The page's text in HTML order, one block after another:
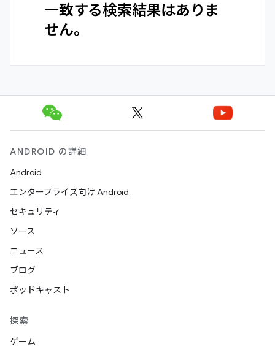
一致する検索結果はありま
せん。
ANDROID の詳細
Android
エンタープライズ向け Android
セキュリティ
ソース
ニュース
ブログ
ポッドキャスト
探索
ゲーム